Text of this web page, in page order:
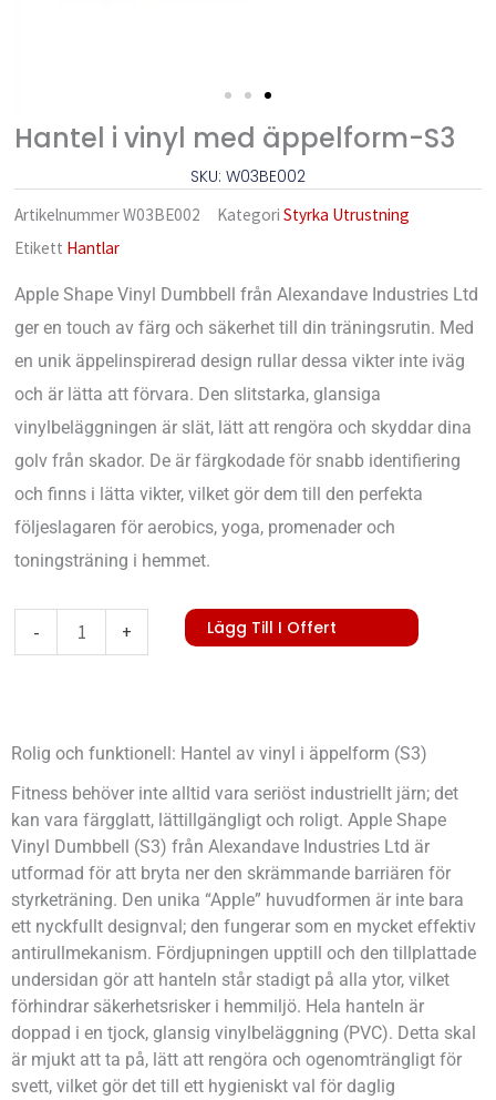
Hantel i vinyl med äppelform-S3
SKU: W03BE002
ArtikelnummerW03BE002 Kategori Styrka Utrustning
Etikett Hantlar
Apple Shape Vinyl Dumbbell från Alexandave Industries Ltd
ger en touch av färg och säkerhet till din träningsrutin. Med
en unik äppelinspirerad design rullar dessa vikter inte iväg
och är lätta att förvara. Den slitstarka, glansiga
vinylbeläggningen är slät, lätt att rengöra och skyddar dina
golv från skador. De är färgkodade för snabb identifiering
och finns i lätta vikter, vilket gör dem till den perfekta
följeslagaren för aerobics, yoga, promenader och
toningsträning i hemmet.
-
Shape
S3
mängd
+ Lägg Till I Offert
Rolig och funktionell: Hantel av vinyl i äppelform (S3)
Fitness behöver inte alltid vara seriöst industriellt järn; det
kan vara färgglatt, lättillgängligt och roligt. Apple Shape
Vinyl Dumbbell (S3) från Alexandave Industries Ltd är
utformad för att bryta ner den skrämmande barriären för
styrketräning. Den unika “Apple” huvudformen är inte bara
ett nyckfullt designval; den fungerar som en mycket effektiv
antirullmekanism. Fördjupningen upptill och den tillplattade
undersidan gör att hanteln står stadigt på alla ytor, vilket
förhindrar säkerhetsrisker i hemmiljö. Hela hanteln är
doppad i en tjock, glansig vinylbeläggning (PVC). Detta skal
är mjukt att ta på, lätt att rengöra och ogenomträngligt för
svett, vilket gör det till ett hygieniskt val för daglig